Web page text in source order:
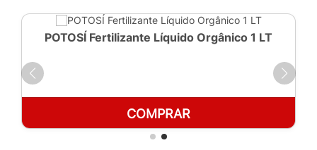
POTOSÍ Fertilizante Líquido Orgânico 1 LT
COMPRAR